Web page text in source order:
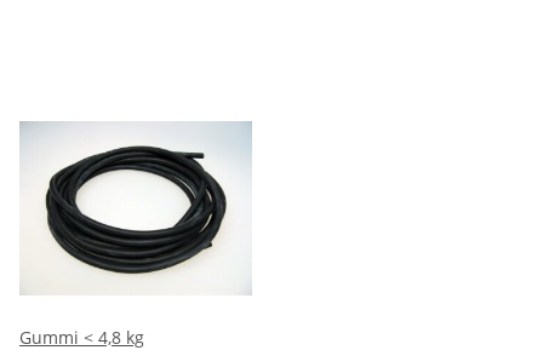
Gummi < 4,8 kg